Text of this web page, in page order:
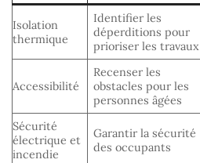
Isolation
thermique
Identifier les
déperditions pour
prioriser les travaux
Accessibilité
Recenser les
obstacles pour les
personnes âgées
Sécurité
électrique et
incendie
Garantir la sécurité
des occupants